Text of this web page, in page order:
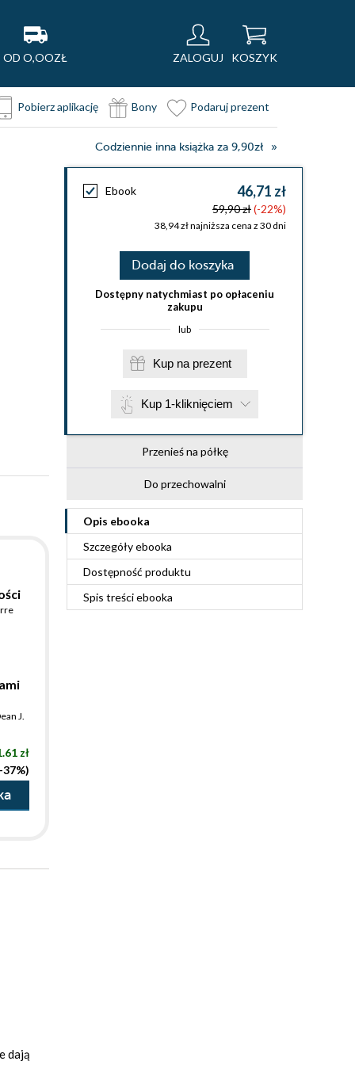
OD O,OOZŁ ZALOGUJ KOSZYK
Pobierz aplikację Bony Podaruj prezent
Codziennie inna książka za 9,90zł
Ebook 46,71 zł
59,90 zł(-22%)
38,94 zł najniższa cena z 30 dni
Dodaj do koszyka
Dostępny natychmiast po opłaceniu
zakupu
lub
Kup na prezent
Kup 1-kliknięciem
Przenieś na półkę
Do przechowalni
Opis ebooka
Szczegółyebooka
Dostępność produktu
Spis treściebooka
J.
zł
37%)
dają